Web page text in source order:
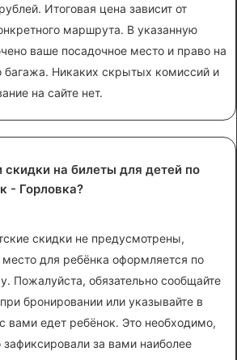
Итоговая цена зависит от
маршрута. В указанную
ваше посадочное место и право на
багажа. Никаких скрытых комиссий и
на сайте нет.
на билеты для детей по
- Горловка?
скидки не предусмотрены,
для ребёнка оформляется по
Пожалуйста, обязательно сообщайте
бронировании или указывайте в
вами едет ребёнок. Это необходимо,
за вами наиболее